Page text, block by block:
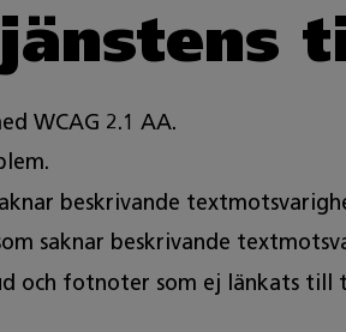
WCAG 2.1 AA.
beskrivande
saknar beskrivande
och fotnoter som ej länkats